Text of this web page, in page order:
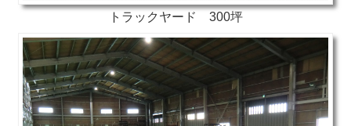
トラックヤード 300坪